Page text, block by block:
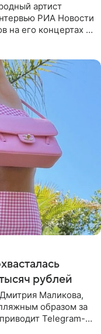
артист
РИА Новости
на его концертах в
рублей
Маликова,
образом за
Telegram-